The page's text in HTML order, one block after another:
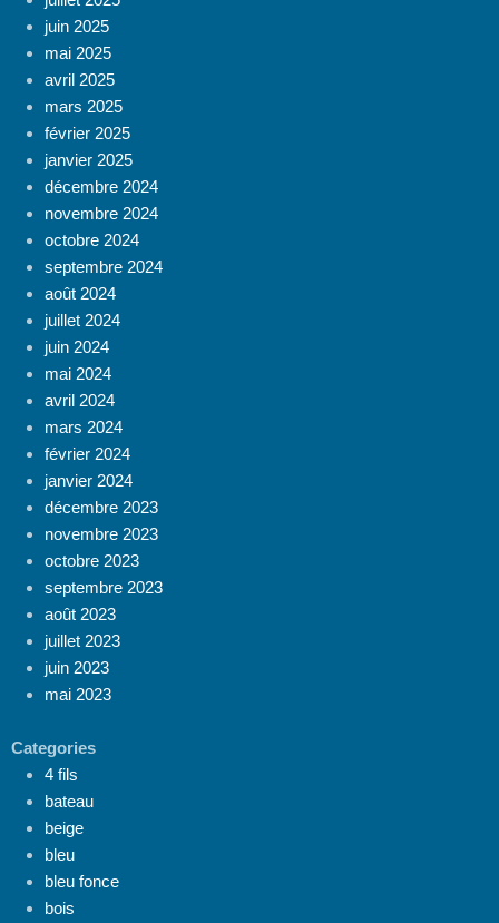
juin 2025
mai 2025
avril 2025
mars 2025
février 2025
janvier 2025
décembre 2024
novembre 2024
octobre 2024
septembre 2024
août 2024
juillet 2024
juin 2024
mai 2024
avril 2024
mars 2024
février 2024
janvier 2024
décembre 2023
novembre 2023
octobre 2023
septembre 2023
août 2023
juillet 2023
juin 2023
mai 2023
Categories
4 fils
bateau
beige
bleu
bleu fonce
bois